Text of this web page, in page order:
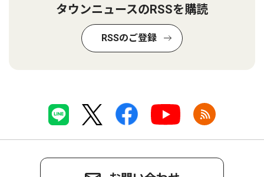
タウンニュースのRSSを購読
RSSのご登録